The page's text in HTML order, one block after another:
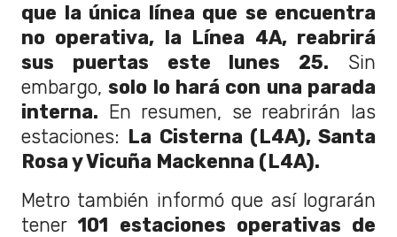
que la única línea que se encuentra
no operativa, la Línea 4A, reabrirá
sus puertas este lunes 25. Sin
embargo,solo lo hará con una parada
interna. En resumen, se reabrirán las
estaciones: La Cisterna (L4A), Santa
Rosa y Vicuña Mackenna (L4A).
Metro también informó que así lograrán
tener101 estaciones operativas de